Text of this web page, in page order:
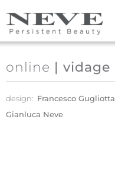
Skip to main content
online | vidage
design: Francesco Gugliotta
Gianluca Neve